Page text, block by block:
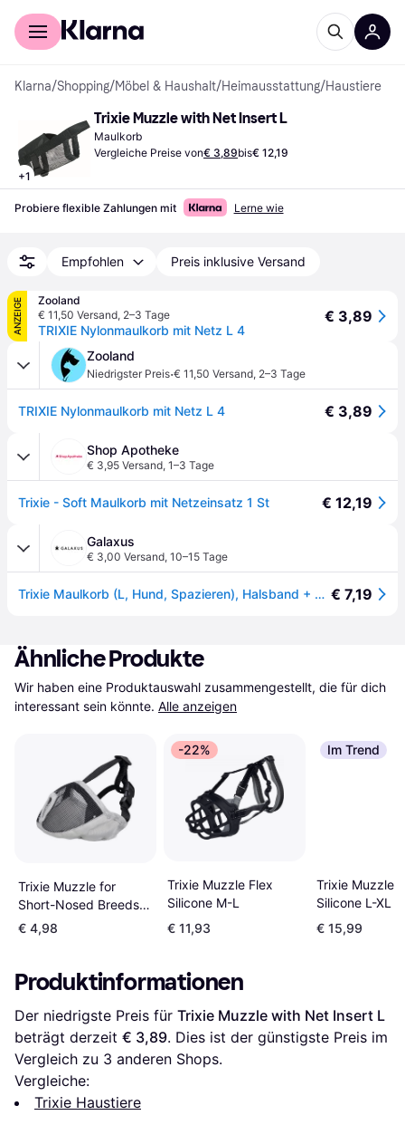
Für Shopper
Klarna/Shopping/Möbel & Haushalt/Heimausstattung/Haustiere
+1
Trixie Muzzle with Net Insert L
Maulkorb
Vergleiche Preise von€ 3,89bis€ 12,19
Probiere flexible Zahlungen mit Lerne wie
Empfohlen Preis inklusive Versand
ANZEIGE
Zooland
€ 11,50 Versand, 2–3 Tage
TRIXIE Nylonmaulkorb mit Netz L 4
€ 3,89
Zooland
Niedrigster Preis·€ 11,50 Versand, 2–3 Tage
TRIXIE Nylonmaulkorb mit Netz L 4 € 3,89
Shop Apotheke
€ 3,95 Versand, 1–3 Tage
Trixie - Soft Maulkorb mit Netzeinsatz 1 St € 12,19
Galaxus
€ 3,00 Versand, 10–15 Tage
Trixie Maulkorb (L, Hund, Spazieren), Halsband + Leine € 7,19
Ähnliche Produkte
Wir haben eine Produktauswahl zusammengestellt, die für dich
interessant sein könnte. Alle anzeigen
Trixie Muzzle for
Short-Nosed Breeds
XS-S
€ 4,98
-22%
Trixie Muzzle Flex
Silicone M-L
€ 11,93
Im Trend
Trixie Muzzle
Silicone L-XL
€ 15,99
Produktinformationen
Der niedrigste Preis für Trixie Muzzle with Net Insert L
beträgt derzeit € 3,89. Dies ist der günstigste Preis im
Vergleich zu 3 anderen Shops.
Vergleiche:
Trixie Haustiere